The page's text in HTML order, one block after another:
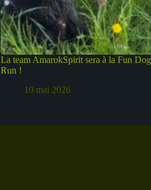
La team AmarokSpirit sera à la Fun Dog
Run !
10 mai 2026